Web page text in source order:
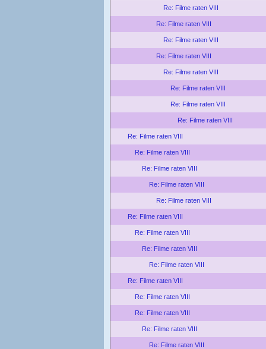
Re: Filme raten VIII
Re: Filme raten VIII
Re: Filme raten VIII
Re: Filme raten VIII
Re: Filme raten VIII
Re: Filme raten VIII
Re: Filme raten VIII
Re: Filme raten VIII
Re: Filme raten VIII
Re: Filme raten VIII
Re: Filme raten VIII
Re: Filme raten VIII
Re: Filme raten VIII
Re: Filme raten VIII
Re: Filme raten VIII
Re: Filme raten VIII
Re: Filme raten VIII
Re: Filme raten VIII
Re: Filme raten VIII
Re: Filme raten VIII
Re: Filme raten VIII
Re: Filme raten VIII